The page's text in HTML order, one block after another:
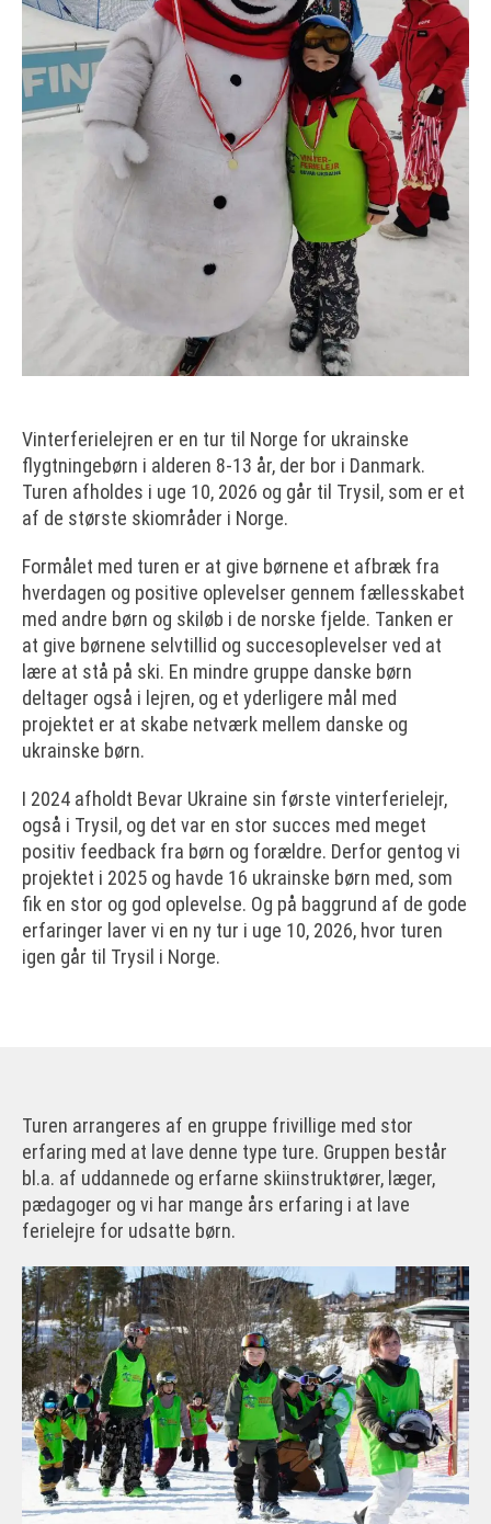
Vinterferielejren er en tur til Norge for ukrainske
flygtningebørn i alderen 8-13 år, der bor i Danmark.
Turen afholdes i uge 10, 2026 og går til Trysil, som er et
af de største skiområder i Norge.
Formålet med turen er at give børnene et afbræk fra
hverdagen og positive oplevelser gennem fællesskabet
med andre børn og skiløb i de norske fjelde. Tanken er
at give børnene selvtillid og succesoplevelser ved at
lære at stå på ski. En mindre gruppe danske børn
deltager også i lejren, og et yderligere mål med
projektet er at skabe netværk mellem danske og
ukrainske børn.
I 2024 afholdt Bevar Ukraine sin første vinterferielejr,
også i Trysil, og det var en stor succes med meget
positiv feedback fra børn og forældre. Derfor gentog vi
projektet i 2025 og havde 16 ukrainske børn med, som
fik en stor og god oplevelse. Og på baggrund af de gode
erfaringer laver vi en ny tur i uge 10, 2026, hvor turen
igen går til Trysil i Norge.
Turen arrangeres af en gruppe frivillige med stor
erfaring med at lave denne type ture. Gruppen består
bl.a. af uddannede og erfarne skiinstruktører, læger,
pædagoger og vi har mange års erfaring i at lave
ferielejre for udsatte børn.